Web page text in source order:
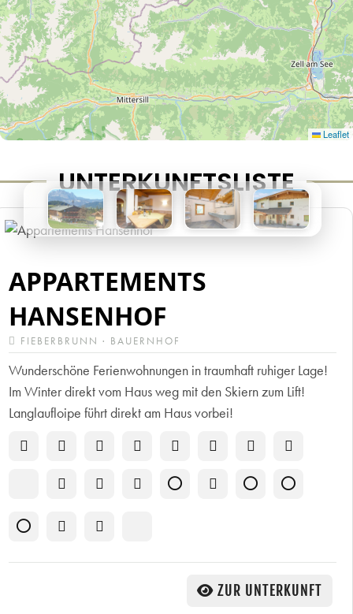
Leaflet
UNTERKUNFTSLISTE
APPARTEMENTS
HANSENHOF
FIEBERBRUNN · BAUERNHOF
Wunderschöne Ferienwohnungen in traumhaft ruhiger Lage!
Im Winter direkt vom Haus weg mit den Skiern zum Lift!
Langlaufloipe führt direkt am Haus vorbei!
ZUR UNTERKUNFT